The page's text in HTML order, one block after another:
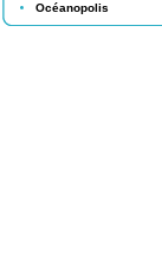
Océanopolis